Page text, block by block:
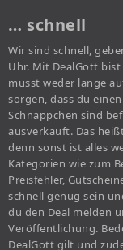
… schnell
Wir sind schnell,
Uhr. Mit DealGott
musst weder lange
sorgen, dass du
Schnäppchen sind
ausverkauft. Das
denn sonst ist alles
Kategorien wie zum
Preisfehler,
schnell genug sein
du den Deal melden
Veröffentlichung.
DealGott gilt und